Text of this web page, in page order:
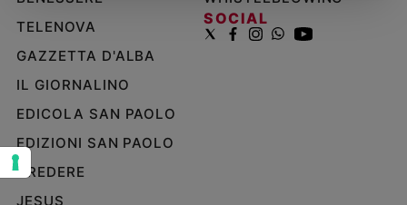
2026
Cinema,
e
streaming
Libri
TELENOVA
GAZZETTA D'ALBA
IL GIORNALINO
EDICOLA SAN PAOLO
EDIZIONI SAN PAOLO
CREDERE
JESUS
SOCIAL